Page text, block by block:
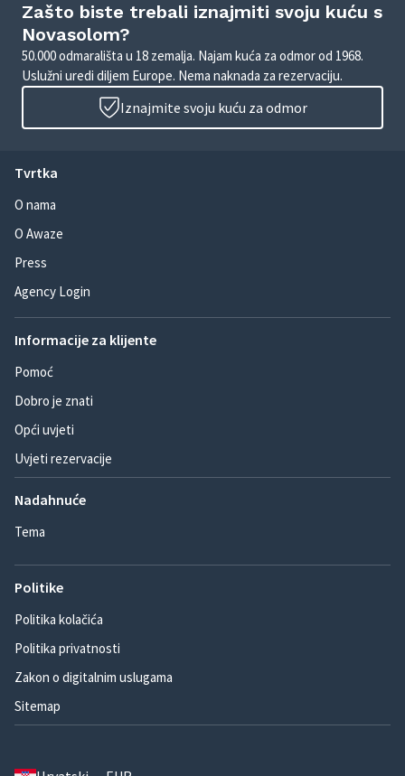
Zašto biste trebali iznajmiti svoju kuću s
Novasolom?
50.000 odmarališta u 18 zemalja. Najam kuća za odmor od 1968.
Uslužni uredi diljem Europe. Nema naknada za rezervaciju.
Iznajmite svoju kuću za odmor
Tvrtka
O nama
O Awaze
Press
Agency Login
Informacije za klijente
Pomoć
Dobro je znati
Opći uvjeti
Uvjeti rezervacije
Nadahnuće
Tema
Politike
Politika kolačića
Politika privatnosti
Zakon o digitalnim uslugama
Sitemap